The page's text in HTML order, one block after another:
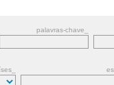
palavras-chave_